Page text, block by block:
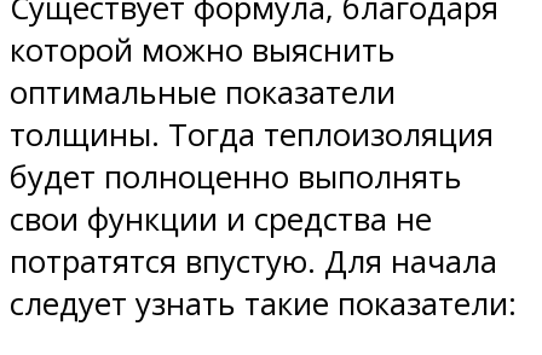
которой можно выяснить
оптимальные показатели
толщины. Тогда теплоизоляция
будет полноценно выполнять
свои функции и средства не
потратятся впустую. Для начала
следует узнать такие показатели: